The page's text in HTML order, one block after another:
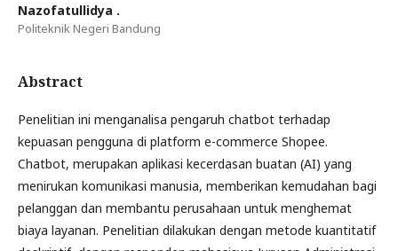
Nazofatullidya .
Politeknik Negeri Bandung
Abstract
Penelitian ini menganalisa pengaruh chatbot terhadap
kepuasan pengguna di platform e-commerce Shopee.
Chatbot, merupakan aplikasi kecerdasan buatan (AI) yang
menirukan komunikasi manusia, memberikan kemudahan bagi
pelanggan dan membantu perusahaan untuk menghemat
biaya layanan. Penelitian dilakukan dengan metode kuantitatif